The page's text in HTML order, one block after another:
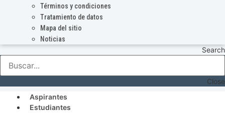
Términos y condiciones
Tratamiento de datos
Mapa del sitio
Noticias
Search
Close
Aspirantes
Estudiantes